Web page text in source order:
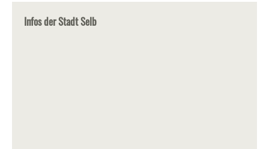
Infos der Stadt Selb